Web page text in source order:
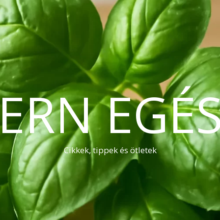
Cikkek, tippek és ötletek